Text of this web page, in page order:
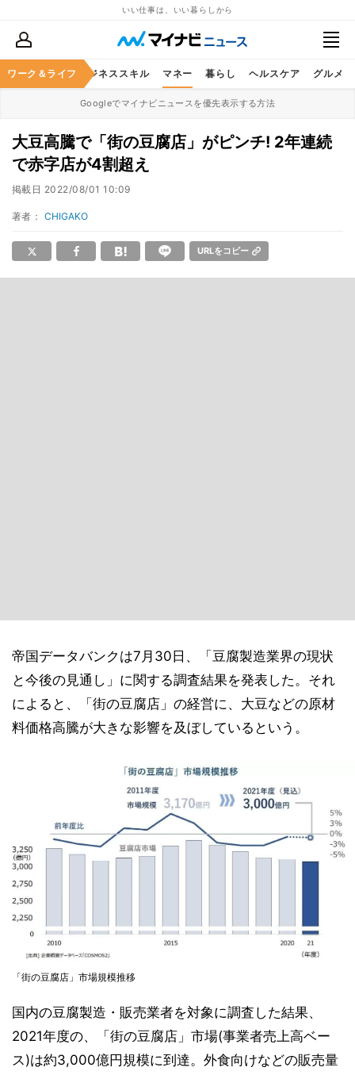
いい仕事は、いい暮らしから
ワーク＆ライフ
キャリア ビジネススキル マネー 暮らし ヘルスケア グルメ
Googleでマイナビニュースを優先表示する方法
大豆高騰で「街の豆腐店」がピンチ! 2年連続
で赤字店が4割超え
掲載日 2022/08/01 10:09
著者： CHIGAKO
URLをコピー
帝国データバンクは7月30日、「豆腐製造業界の現状
と今後の見通し」に関する調査結果を発表した。それ
によると、「街の豆腐店」の経営に、大豆などの原材
料価格高騰が大きな影響を及ぼしているという。
「街の豆腐店」市場規模推移
国内の豆腐製造・販売業者を対象に調査した結果、
2021年度の、「街の豆腐店」市場(事業者売上高ベー
ス)は約3,000億円規模に到達。外食向けなどの販売量